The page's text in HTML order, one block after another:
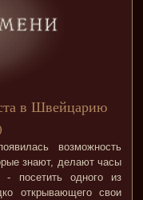
в Швейцарию
возможность
знают, делают часы
посетить одного из
открывающего свои